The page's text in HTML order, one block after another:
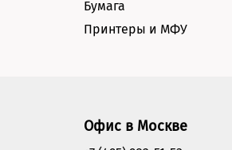
Бумага
Принтеры и МФУ
Офис в Москве